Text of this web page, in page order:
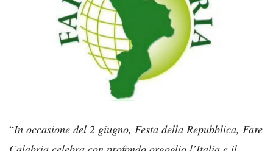
“In occasione del 2 giugno, Festa della Repubblica, Fare